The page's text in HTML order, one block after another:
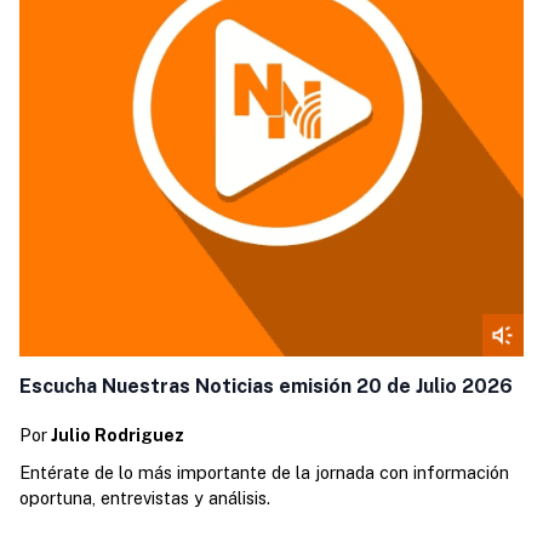
Escucha Nuestras Noticias emisión 20 de Julio 2026
Por Julio Rodriguez
Entérate de lo más importante de la jornada con información
oportuna, entrevistas y análisis.